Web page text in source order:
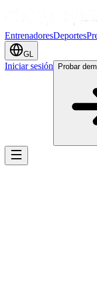
EntrenadoresDeportes
GL
Iniciar sesión Probar